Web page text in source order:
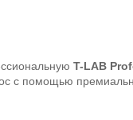
T-LAB
с помощью